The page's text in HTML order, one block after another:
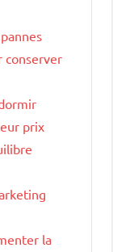
conserver
prix
la